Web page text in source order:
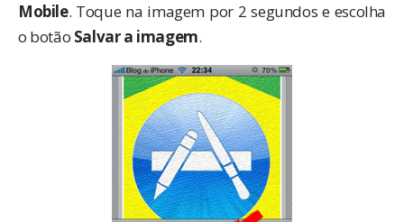
Mobile. Toque na imagem por 2 segundos e escolha
o botão Salvar a imagem.